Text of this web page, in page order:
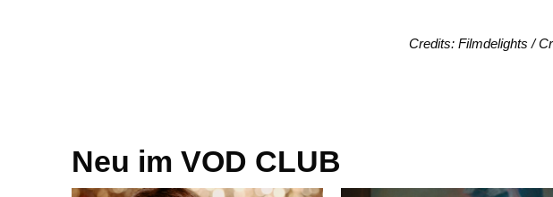
Credits: Filmdelights /
Neu im VOD CLUB